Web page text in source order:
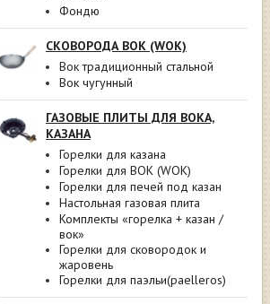
Фондю
СКОВОРОДА ВОК (WOK)
Вок традиционный стальной
Вок чугунный
ГАЗОВЫЕ ПЛИТЫ ДЛЯ ВОКА,
КАЗАНА
Горелки для казана
Горелки для ВОК (WOK)
Горелки для печей под казан
Настольная газовая плита
Комплекты «горелка + казан /
вок»
Горелки для сковородок и
жаровень
Горелки для паэльи(paelleros)